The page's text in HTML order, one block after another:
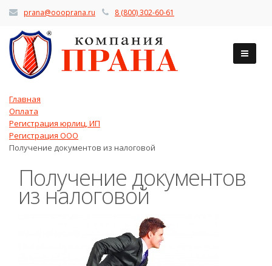
prana@oooprana.ru 8 (800) 302-60-61
Главная
Оплата
Регистрация юрлиц, ИП
Регистрация ООО
Получение документов из налоговой
Получение документов
из налоговой